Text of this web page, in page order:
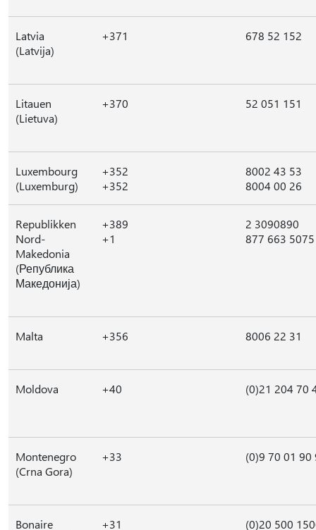
Latvia
(Latvija)
+371 678 52 152
Litauen
(Lietuva)
+370 52 051 151
Luxembourg
(Luxemburg)
+352
+352
8002 43 53
8004 00 26
Republikken
Nord-
Makedonia
(Република
Македонија)
+389
+1
2 3090890
877 663 5075
Malta +356 8006 22 31
Moldova +40 (0)21 204 70
Montenegro
(Crna Gora)
+33 (0)9 70 01 90
Bonaire
+31
(0)20 500